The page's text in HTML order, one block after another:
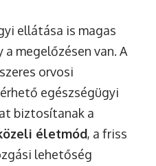
ellátása is magas
a megelőzésen van. A
orvosi
egészségügyi
biztosítanak a
életmód, a friss
lehetőség